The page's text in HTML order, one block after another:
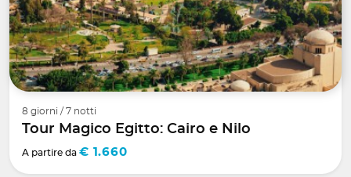
8 giorni / 7 notti
Tour Magico Egitto: Cairo e Nilo
A partire da € 1.660